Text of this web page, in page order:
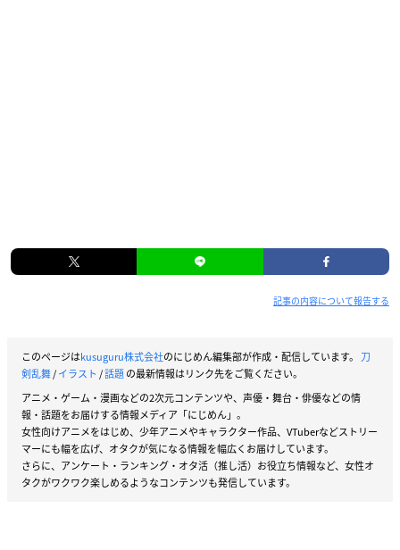
記事の内容について報告する
このページはkusuguru株式会社のにじめん編集部が作成・配信しています。 刀
剣乱舞/イラスト /話題の最新情報はリンク先をご覧ください。
アニメ・ゲーム・漫画などの2次元コンテンツや、声優・舞台・俳優などの情
報・話題をお届けする情報メディア「にじめん」。
女性向けアニメをはじめ、少年アニメやキャラクター作品、VTuberなどストリー
マーにも幅を広げ、オタクが気になる情報を幅広くお届けしています。
さらに、アンケート・ランキング・オタ活（推し活）お役立ち情報など、女性オ
タクがワクワク楽しめるようなコンテンツも発信しています。